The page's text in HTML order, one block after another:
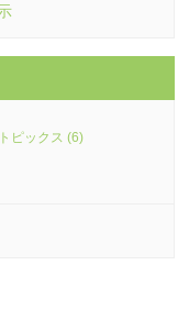
トピックス (6)